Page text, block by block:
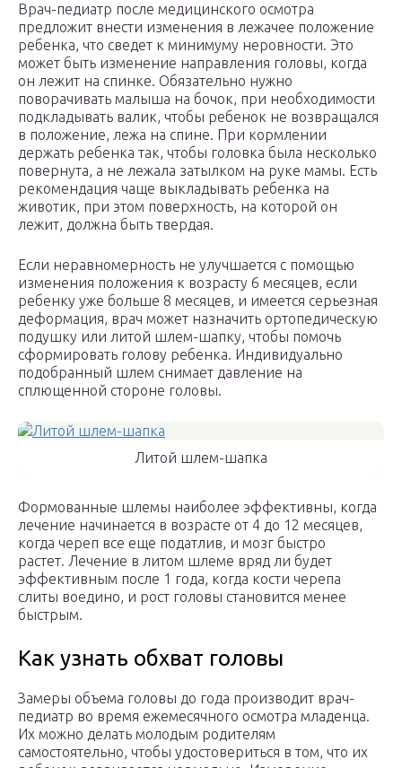
Врач-педиатр после медицинского осмотра
предложит внести изменения в лежачее положение
ребенка, что сведет к минимуму неровности. Это
может быть изменение направления головы, когда
он лежит на спинке. Обязательно нужно
поворачивать малыша на бочок, при необходимости
подкладывать валик, чтобы ребенок не возвращался
в положение, лежа на спине. При кормлении
держать ребенка так, чтобы головка была несколько
повернута, а не лежала затылком на руке мамы. Есть
рекомендация чаще выкладывать ребенка на
животик, при этом поверхность, на которой он
лежит, должна быть твердая.
Если неравномерность не улучшается с помощью
изменения положения к возрасту 6 месяцев, если
ребенку уже больше 8 месяцев, и имеется серьезная
деформация, врач может назначить ортопедическую
подушку или литой шлем-шапку, чтобы помочь
сформировать голову ребенка. Индивидуально
подобранный шлем снимает давление на
сплющенной стороне головы.
Литой шлем-шапка
Формованные шлемы наиболее эффективны, когда
лечение начинается в возрасте от 4 до 12 месяцев,
когда череп все еще податлив, и мозг быстро
растет. Лечение в литом шлеме вряд ли будет
эффективным после 1 года, когда кости черепа
слиты воедино, и рост головы становится менее
быстрым.
Как узнать обхват головы
Замеры объема головы до года производит врач-
педиатр во время ежемесячного осмотра младенца.
Их можно делать молодым родителям
самостоятельно, чтобы удостовериться в том, что их